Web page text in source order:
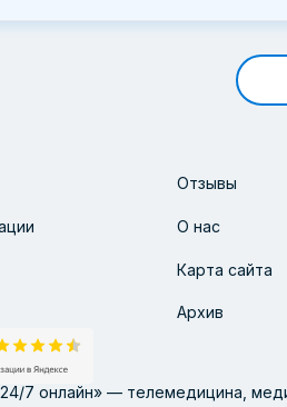
Отзывы
О нас
Карта сайта
Архив
7 онлайн» — телемедицина,